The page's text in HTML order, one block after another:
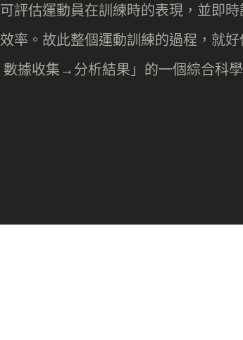
評估運動員在訓練時的表現，並即時
率。故此整個運動訓練的過程，就好
據收集→分析結果」的一個綜合科